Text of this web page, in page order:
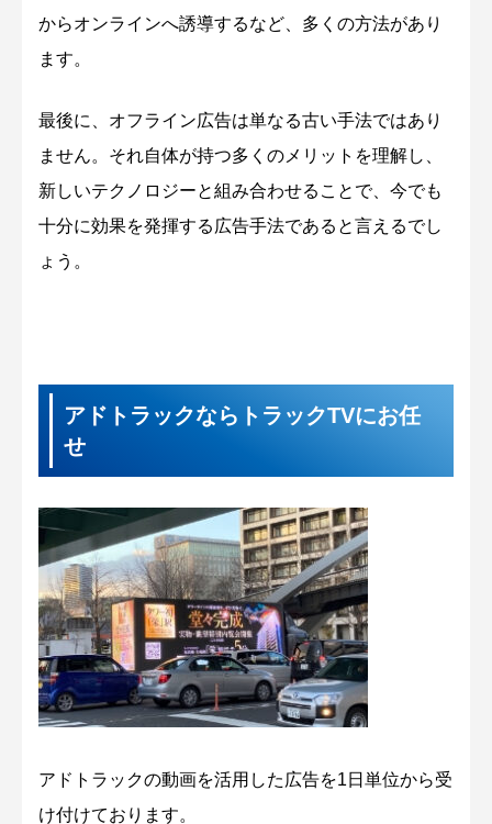
からオンラインへ誘導するなど、多くの方法があり
ます。
最後に、オフライン広告は単なる古い手法ではあり
ません。それ自体が持つ多くのメリットを理解し、
新しいテクノロジーと組み合わせることで、今でも
十分に効果を発揮する広告手法であると言えるでし
ょう。
アドトラックならトラックTVにお任
せ
アドトラックの動画を活用した広告を1日単位から受
け付けております。